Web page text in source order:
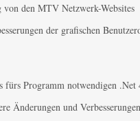
von den MTV Netzwerk-Websites
der grafischen
fürs Programm notwendigen
Änderungen und Verbesserungen